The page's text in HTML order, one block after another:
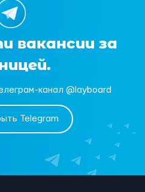
вакансии за
канал @layboard
Telegram